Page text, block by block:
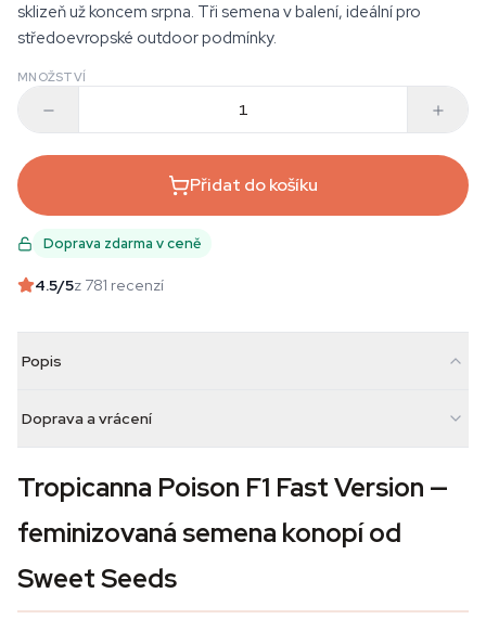
sklizeň už koncem srpna. Tři semena v balení, ideální pro
středoevropské outdoor podmínky.
MNOŽSTVÍ
Přidat do košíku
Doprava zdarma v ceně
4.5/5z 781 recenzí
Popis
Doprava a vrácení
Tropicanna Poison F1 Fast Version —
feminizovaná semena konopí od
Sweet Seeds